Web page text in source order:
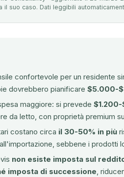
il suo caso. Dati leggibili
confortevole per un residente
dovrebbero pianificare $5.000-
maggiore: si prevede
da letto, con proprietà premium
costano circa il 30-50% in più
sebbene i prodotti
non esiste imposta sul
imposta di successione,